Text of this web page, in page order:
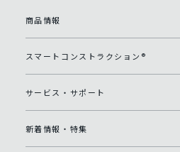
商品情報
スマートコンストラクション®
サービス・サポート
新着情報・特集